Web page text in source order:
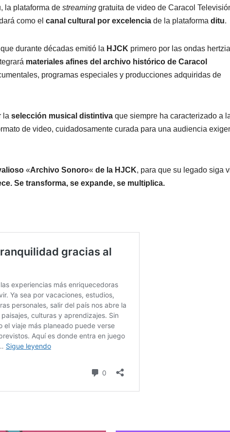
, la plataforma de streaming gratuita de video de Caracol
como el canal cultural por excelencia de la plataforma ditu.
durante décadas emitió la HJCK primero por las ondas
materiales afines del archivo histórico de Caracol
programas especiales y producciones adquiridas de
la selección musical distintiva que siempre ha caracterizado a
de video, cuidadosamente curada para una audiencia
«Archivo Sonoro« de la HJCK, para que su legado siga
Se transforma, se expande, se multiplica.